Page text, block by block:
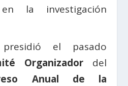
la investigación
el pasado
Organizadordel
Anual de la